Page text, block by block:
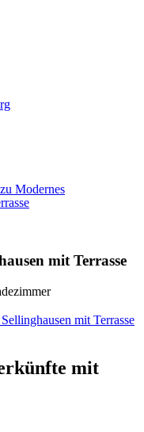
Modernes
mit Terrasse
mit Terrasse
mit